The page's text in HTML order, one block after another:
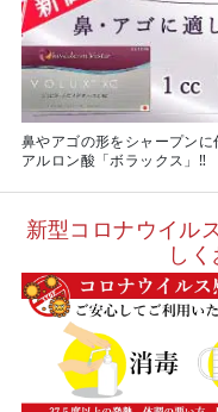
鼻やアゴの形をシャープン
アルロン酸「ボラックス」‼
新型コロナウイル
しく